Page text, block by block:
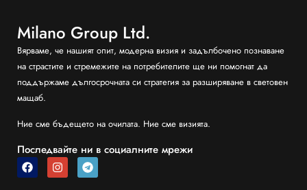
Milano Group Ltd.
Вярваме, че нашият опит, модерна визия и задълбочено познаване
на страстите и стремежите на потребителите ще ни помогнат да
поддържаме дългосрочната си стратегия за разширяване в световен
мащаб.
Ние сме бъдещето на очилата. Ние сме визията.
Последвайте ни в социалните мрежи